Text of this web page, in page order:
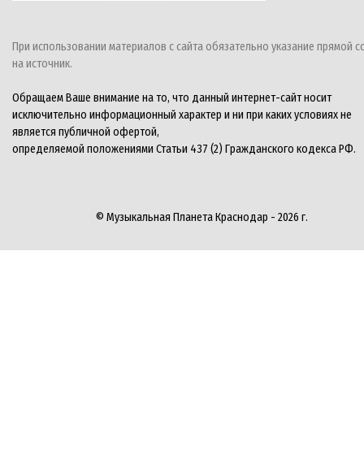
При использовании материалов с сайта обязательно указание прямой
на источник.
Обращаем Ваше внимание на то, что данный интернет-сайт носит
исключительно информационный характер и ни при каких условиях не
является публичной офертой,
определяемой положениями Статьи 437 (2) Гражданского кодекса РФ.
© Музыкальная Планета Краснодар - 2026 г.